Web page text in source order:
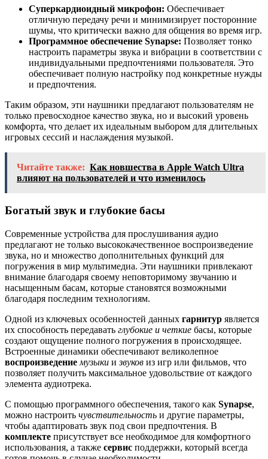
Суперкардиоидный микрофон: Обеспечивает
отличную передачу речи и минимизирует посторонние
шумы, что критически важно для общения во время игр.
Программное обеспечение Synapse: Позволяет тонко
настроить параметры звука и вибрации в соответствии с
индивидуальными предпочтениями пользователя. Это
обеспечивает полную настройку под конкретные нужды
и предпочтения.
Таким образом, эти наушники предлагают пользователям не
только превосходное качество звука, но и высокий уровень
комфорта, что делает их идеальным выбором для длительных
игровых сессий и наслаждения музыкой.
Читайте также: Как новшества в Apple Watch Ultra
влияют на пользователей и что изменилось
Богатый звук и глубокие басы
Современные устройства для прослушивания аудио
предлагают не только высококачественное воспроизведение
звука, но и множество дополнительных функций для
погружения в мир мультимедиа. Эти наушники привлекают
внимание благодаря своему неповторимому звучанию и
насыщенным басам, которые становятся возможными
благодаря последним технологиям.
Одной из ключевых особенностей данных гарнитур является
их способность передавать глубокие и четкие басы, которые
создают ощущение полного погружения в происходящее.
Встроенные динамики обеспечивают великолепное
воспроизведение музыки извуков из игр или фильмов, что
позволяет получить максимальное удовольствие от каждого
элемента аудиотрека.
С помощью программного обеспечения, такого как Synapse,
можно настроить чувствительность и другие параметры,
чтобы адаптировать звук под свои предпочтения. В
комплекте присутствует все необходимое для комфортного
использования, а также сервис поддержки, который всегда